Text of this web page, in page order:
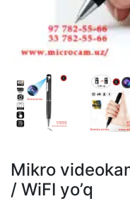
Mikro
/ WiFI yo’q